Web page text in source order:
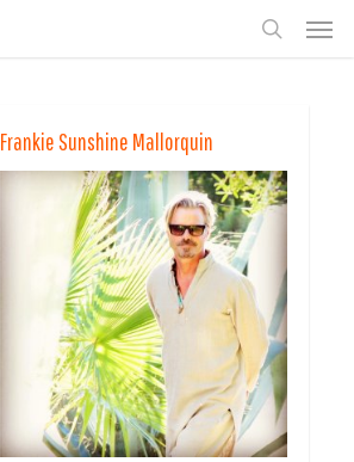
Frankie Sunshine Mallorquin